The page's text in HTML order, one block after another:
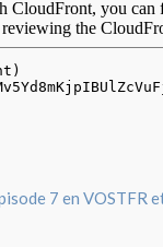
7 en VOSTFR